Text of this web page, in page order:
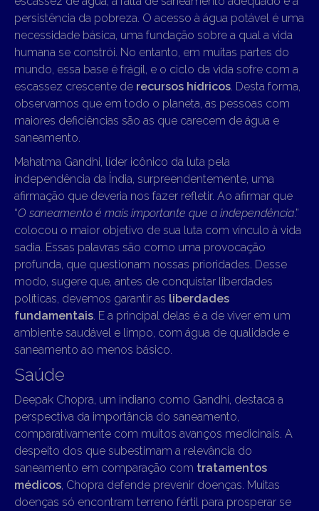
persistência da pobreza. O acesso à água potável é uma
necessidade básica, uma fundação sobre a qual a vida
humana se constrói. No entanto, em muitas partes do
mundo, essa base é frágil, e o ciclo da vida sofre com a
escassez crescente de recursos hídricos. Desta forma,
observamos que em todo o planeta, as pessoas com
maiores deficiências são as que carecem de água e
saneamento.
Mahatma Gandhi, líder icônico da luta pela
independência da Índia, surpreendentemente, uma
afirmação que deveria nos fazer refletir. Ao afirmar que
“O saneamento é mais importante que a independência.”
colocou o maior objetivo de sua luta com vínculo à vida
sadia. Essas palavras são como uma provocação
profunda, que questionam nossas prioridades. Desse
modo, sugere que, antes de conquistar liberdades
políticas, devemos garantir as liberdades
fundamentais. E a principal delas é a de viver em um
ambiente saudável e limpo, com água de qualidade e
saneamento ao menos básico.
Saúde
Deepak Chopra, um indiano como Gandhi, destaca a
perspectiva da importância do saneamento,
comparativamente com muitos avanços medicinais. A
despeito dos que subestimam a relevância do
saneamento em comparação com tratamentos
médicos, Chopra defende prevenir doenças. Muitas
doenças só encontram terreno fértil para prosperar se